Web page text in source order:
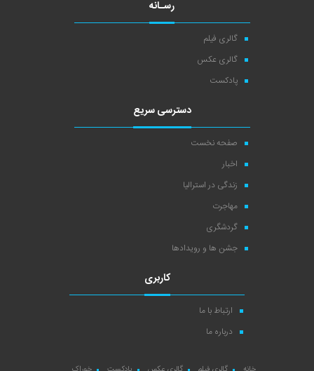
رسـانه
گالری فیلم
گالری عکس
پادکست
دسترسی سریع
صفحه نخست
اخبار
زندگی در استرالیا
مهاجرت
گردشگری
جشن ها و رویدادها
کاربری
ارتباط با ما
درباره ما